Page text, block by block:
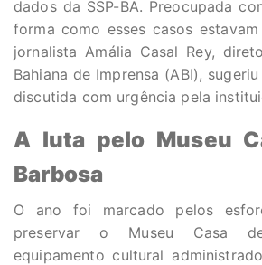
dados da SSP-BA. Preocupada
forma como esses casos
jornalista Amália Casal Rey,
Bahiana de Imprensa (ABI),
discutida com urgência pela
A luta pelo Museu
Barbosa
O ano foi marcado pelos
preservar o Museu Casa
equipamento cultural